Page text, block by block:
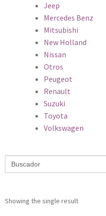
Jeep
Mercedes Benz
Mitsubishi
New Holland
Nissan
Otros
Peugeot
Renault
Suzuki
Toyota
Volkswagen
Search
for:
Showing the single result